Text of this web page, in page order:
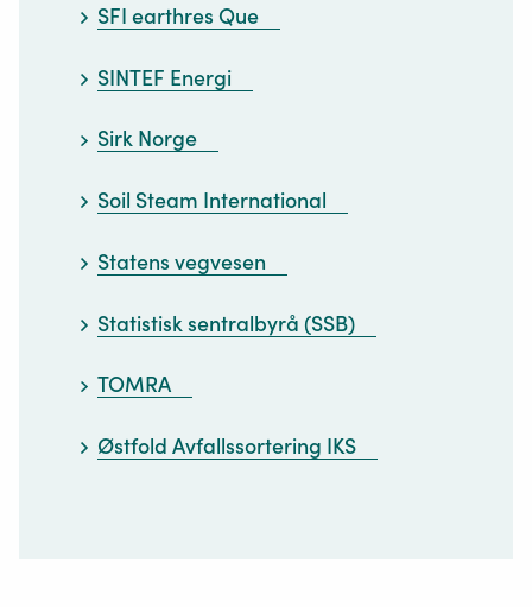
SFI earthres Que
SINTEF Energi
Sirk Norge
Soil Steam International
Statens vegvesen
Statistisk sentralbyrå (SSB)
TOMRA
Østfold Avfallssortering IKS